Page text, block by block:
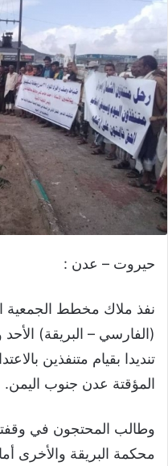
حيروت – عدن :
(الفارسي – البريقة) الأحد
تنديدا بقيام متنفذين
المؤقتة عدن جنوب اليمن.
وطالب المحتجون في
محكمة البريقة والأخرى